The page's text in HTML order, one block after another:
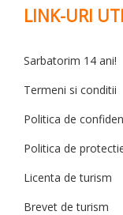
LINK-URI
Sarbatorim 14 ani!
Termeni si conditii
Politica de
Politica de
Licenta de turism
Brevet de turism